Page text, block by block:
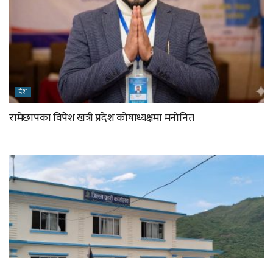
देश
रामेछापका विपेश खत्री प्रदेश कोषाध्यक्षमा मनोनित